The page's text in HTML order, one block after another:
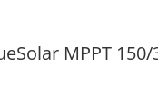
MPPT 150/